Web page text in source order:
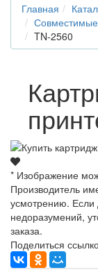
Главная
TN-2560
* Изображение
Производитель
усмотрению. Если
недоразумений,
заказа.
Поделиться